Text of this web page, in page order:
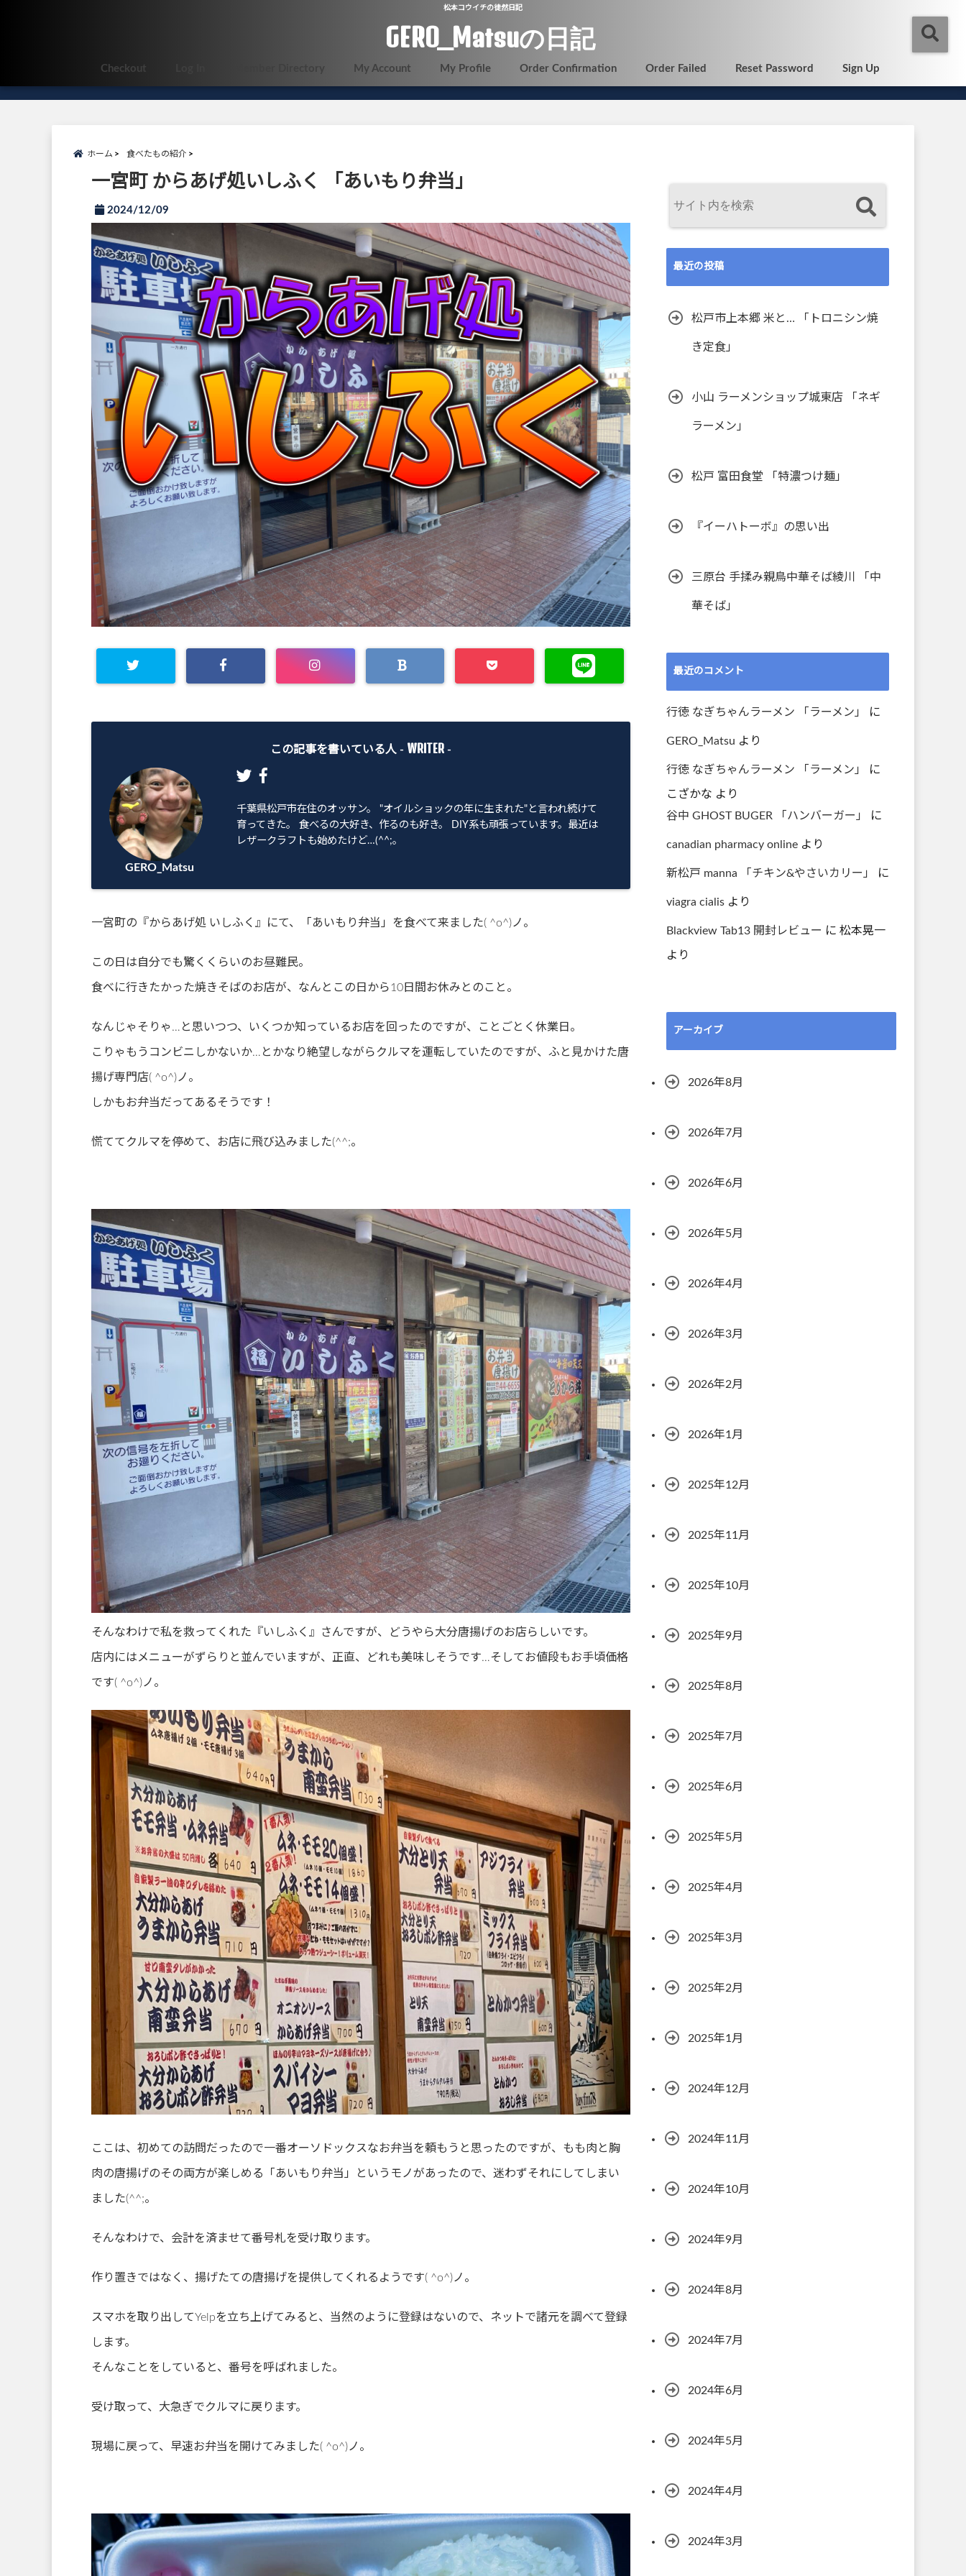
松本コウイチの徒然日記
GERO_Matsuの日記
Checkout My Account My Profile Order Confirmation Order Failed Reset Password Sign Up
ホーム 食べたもの紹介
一宮町 からあげ処いしふく 「あいもり弁当」
2024/12/09
この記事を書いている人 - WRITER -
GERO_Matsu
千葉県松戸市在住のオッサン。 "オイルショックの年に生まれた"と言われ続けて
育ってきた。 食べるの大好き、作るのも好き。 DIY系も頑張っています。最近は
レザークラフトも始めたけど…(^^;。
一宮町の『からあげ処 いしふく』にて、「あいもり弁当」を食べて来ました( ^o^)ノ。
この日は自分でも驚くくらいのお昼難民。
食べに行きたかった焼きそばのお店が、なんとこの日から10日間お休みとのこと。
なんじゃそりゃ…と思いつつ、いくつか知っているお店を回ったのですが、ことごとく休業日。
こりゃもうコンビニしかないか…とかなり絶望しながらクルマを運転していたのですが、ふと見かけた唐
揚げ専門店( ^o^)ノ。
しかもお弁当だってあるそうです！
慌ててクルマを停めて、お店に飛び込みました(^^;。
そんなわけで私を救ってくれた『いしふく』さんですが、どうやら大分唐揚げのお店らしいです。
店内にはメニューがずらりと並んでいますが、正直、どれも美味しそうです…そしてお値段もお手頃価格
です( ^o^)ノ。
ここは、初めての訪問だったので一番オーソドックスなお弁当を頼もうと思ったのですが、もも肉と胸
肉の唐揚げのその両方が楽しめる「あいもり弁当」というモノがあったので、迷わずそれにしてしまい
ました(^^;。
そんなわけで、会計を済ませて番号札を受け取ります。
作り置きではなく、揚げたての唐揚げを提供してくれるようです( ^o^)ノ。
スマホを取り出してYelpを立ち上げてみると、当然のように登録はないので、ネットで諸元を調べて登録
します。
そんなことをしていると、番号を呼ばれました。
受け取って、大急ぎでクルマに戻ります。
現場に戻って、早速お弁当を開けてみました( ^o^)ノ。
最近の投稿
松戸市上本郷 米と… 「トロニシン焼
き定食」
小山 ラーメンショップ城東店 「ネギ
ラーメン」
松戸 富田食堂 「特濃つけ麺」
『イーハトーボ』の思い出
三原台 手揉み親鳥中華そば綾川 「中
華そば」
最近のコメント
行徳 なぎちゃんラーメン 「ラーメン」 に
GERO_Matsu より
行徳 なぎちゃんラーメン 「ラーメン」 に
こざかな より
谷中 GHOST BUGER 「ハンバーガー」
に
canadian pharmacy online より
新松戸 manna 「チキン&やさいカリー」 に
viagra cialis より
Blackview Tab13 開封レビュー に 松本晃一
より
アーカイブ
2026年8月
2026年7月
2026年6月
2026年5月
2026年4月
2026年3月
2026年2月
2026年1月
2025年12月
2025年11月
2025年10月
2025年9月
2025年8月
2025年7月
2025年6月
2025年5月
2025年4月
2025年3月
2025年2月
2025年1月
2024年12月
2024年11月
2024年10月
2024年9月
2024年8月
2024年7月
2024年6月
2024年5月
2024年4月
2024年3月